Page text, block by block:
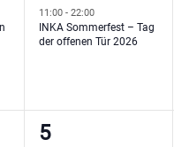
Veranstaltung,
11:00-22:00
INKA Sommerfest – Tag
der offenen Tür 2026
4
5